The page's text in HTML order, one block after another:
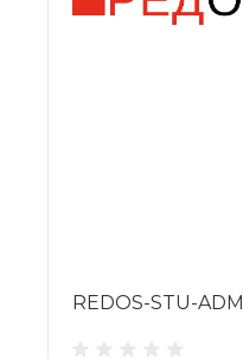
REDOS-STU-ADM